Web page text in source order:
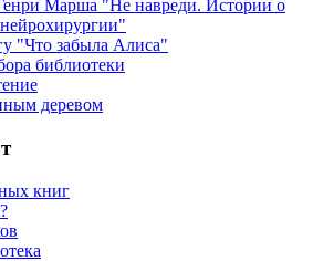
Марша "Не навреди. Истории о
"Что забыла Алиса"
библиотеки
деревом
книг